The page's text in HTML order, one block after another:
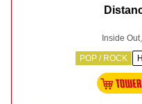
Inside
POP / ROCK